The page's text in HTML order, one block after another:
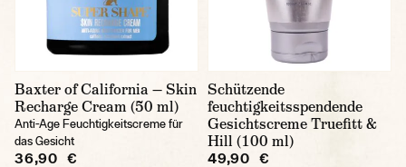
Baxter of California — Skin
Recharge Cream (50 ml)
Anti-Age Feuchtigkeitscreme für
das Gesicht
36,90 €
Schützende
feuchtigkeitsspendende
Gesichtscreme Truefitt &
Hill (100 ml)
49,90 €